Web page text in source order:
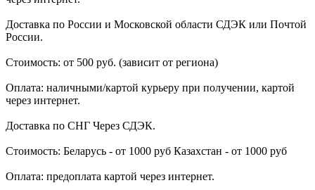
Доставка по России и Московской области СДЭК или Почтой
России.
Стоимость: от 500 руб. (зависит от региона)
Оплата: наличными/картой курьеру при получении, картой
через интернет.
Доставка по СНГ Через СДЭК.
Стоимость: Беларусь - от 1000 руб Казахстан - от 1000 руб
Оплата: предоплата картой через интернет.